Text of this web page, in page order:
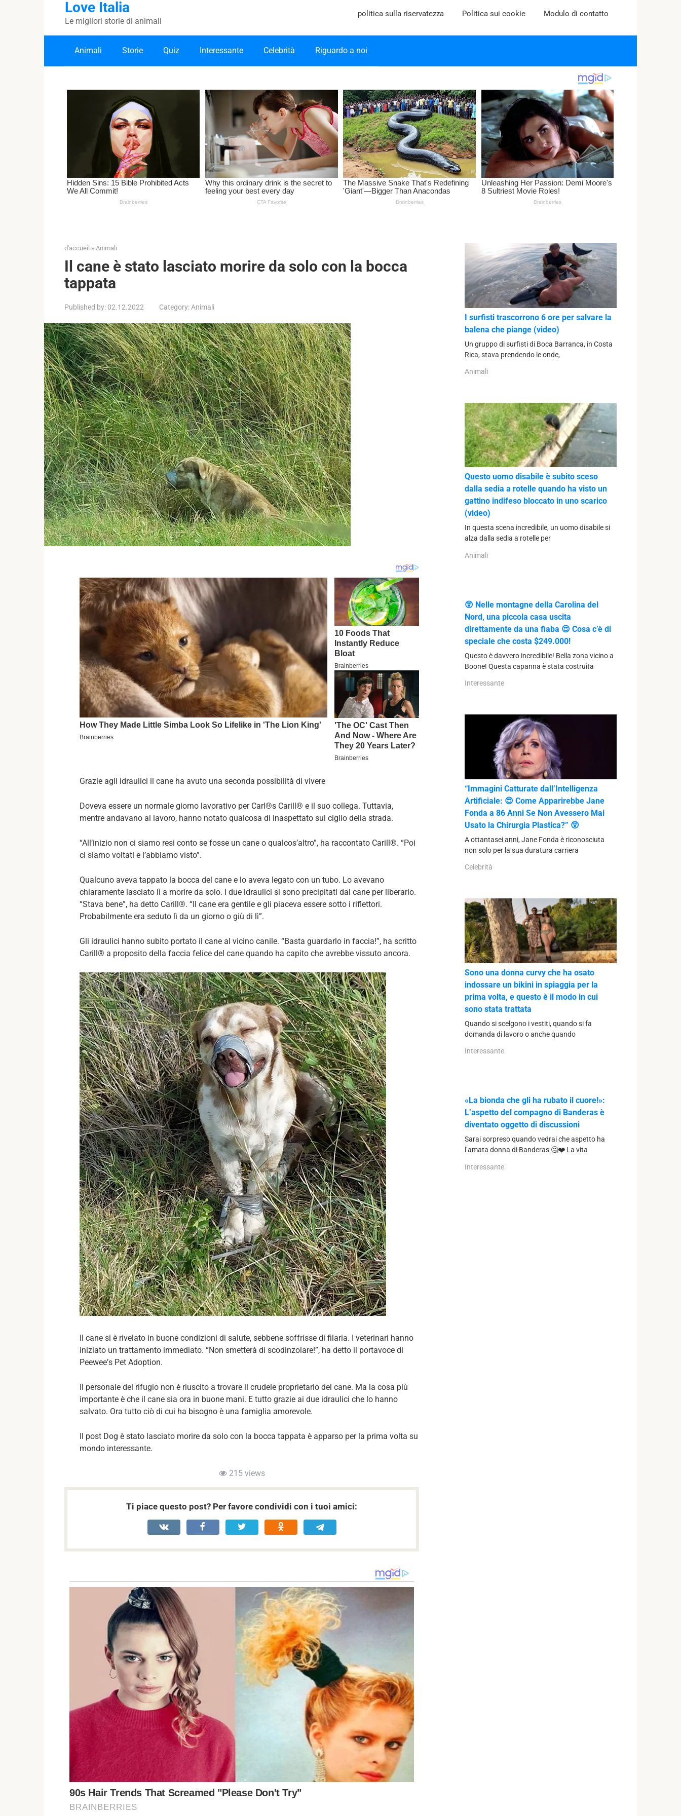
Love Italia
Le migliori storie di animali
politica sulla riservatezza Politica sui cookie Modulo di contatto
Animali Storie Quiz Interessante Celebrità Riguardo a noi
d'accueil » Animali
Il cane è stato lasciato morire da solo con la bocca
tappata
Published by: 02.12.2022 Category:Animali
Grazie agli idraulici il cane ha avuto una seconda possibilità di vivere
Doveva essere un normale giorno lavorativo per Carl®s Carill® e il suo collega. Tuttavia,
mentre andavano al lavoro, hanno notato qualcosa di inaspettato sul ciglio della strada.
“All’inizio non ci siamo resi conto se fosse un cane o qualcos’altro”, ha raccontato Carill®. “Poi
ci siamo voltati e l’abbiamo visto”.
Qualcuno aveva tappato la bocca del cane e lo aveva legato con un tubo. Lo avevano
chiaramente lasciato lì a morire da solo. I due idraulici si sono precipitati dal cane per liberarlo.
“Stava bene”, ha detto Carill®. “Il cane era gentile e gli piaceva essere sotto i riflettori.
Probabilmente era seduto lì da un giorno o giù di lì”.
Gli idraulici hanno subito portato il cane al vicino canile. “Basta guardarlo in faccia!”, ha scritto
Carill® a proposito della faccia felice del cane quando ha capito che avrebbe vissuto ancora.
Il cane si è rivelato in buone condizioni di salute, sebbene soffrisse di filaria. I veterinari hanno
iniziato un trattamento immediato. “Non smetterà di scodinzolare!”, ha detto il portavoce di
Pееwее’s Pеt Adорtiоn.
Il personale del rifugio non è riuscito a trovare il crudele proprietario del cane. Ma la cosa più
importante è che il cane sia ora in buone mani. E tutto grazie ai due idraulici che lo hanno
salvato. Ora tutto ciò di cui ha bisogno è una famiglia amorevole.
Il post Dog è stato lasciato morire da solo con la bocca tappata è apparso per la prima volta su
mondo interessante.
215 views
Ti piace questo post? Per favore condividi con i tuoi amici:
I surfisti trascorrono 6 ore per salvare la
balena che piange (video)
Un gruppo di surfisti di Boca Barranca, in Costa
Rica, stava prendendo le onde,
Animali
Questo uomo disabile è subito sceso
dalla sedia a rotelle quando ha visto un
gattino indifeso bloccato in uno scarico
(video)
In questa scena incredibile, un uomo disabile si
alza dalla sedia a rotelle per
Animali
😲 Nelle montagne della Carolina del
Nord, una piccola casa uscita
direttamente da una fiaba 😍 Cosa c’è di
speciale che costa $249.000!
Questo è davvero incredibile! Bella zona vicino a
Boone! Questa capanna è stata costruita
Interessante
“Immagini Catturate dall’Intelligenza
Artificiale: 😍 Come Apparirebbe Jane
Fonda a 86 Anni Se Non Avessero Mai
Usato la Chirurgia Plastica?” 😲
A ottantasei anni, Jane Fonda è riconosciuta
non solo per la sua duratura carriera
Celebrità
Sono una donna curvy che ha osato
indossare un bikini in spiaggia per la
prima volta, e questo è il modo in cui
sono stata trattata
Quando si scelgono i vestiti, quando si fa
domanda di lavoro o anche quando
Interessante
«La bionda che gli ha rubato il cuore!»:
L’aspetto del compagno di Banderas è
diventato oggetto di discussioni
Sarai sorpreso quando vedrai che aspetto ha
l’amata donna di Banderas 🤔❤️ La vita
Interessante